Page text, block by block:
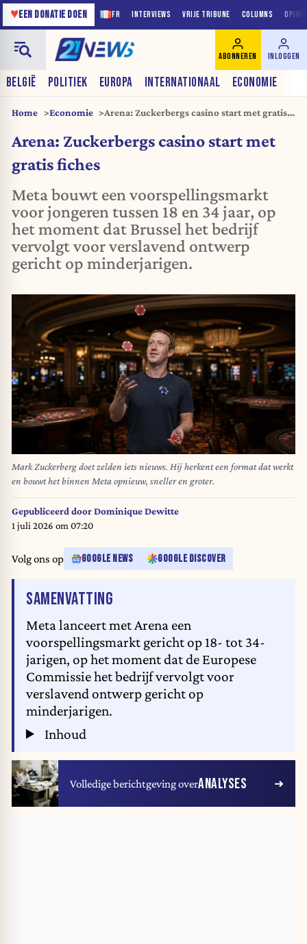
FR INTERVIEWS VRIJE TRIBUNE COLUMNS
♥EEN DONATIE DOEN
BELGIË POLITIEK EUROPA INTERNATIONAAL ECONOMIE
ABONNEREN INLOGGEN
Home Economie
Arena: Zuckerbergs casino start met gratis
Arena: Zuckerbergs casino start met
gratis fiches
Meta bouwt een voorspellingsmarkt
voor jongeren tussen 18 en 34 jaar, op
het moment dat Brussel het bedrijf
vervolgt voor verslavend ontwerp
gericht op minderjarigen.
Mark Zuckerberg doet zelden iets nieuws. Hij herkent een format dat werkt
en bouwt het binnen Meta opnieuw, sneller en groter.
Gepubliceerd doorDominique Dewitte
1 juli 2026 om 07:20
Volg ons op GOOGLE NEWS GOOGLE DISCOVER
SAMENVATTING
Meta lanceert met Arena een
voorspellingsmarkt gericht op 18- tot 34-
jarigen, op het moment dat de Europese
Commissie het bedrijf vervolgt voor
verslavend ontwerp gericht op
minderjarigen.
Inhoud
Volledige berichtgeving overANALYSES